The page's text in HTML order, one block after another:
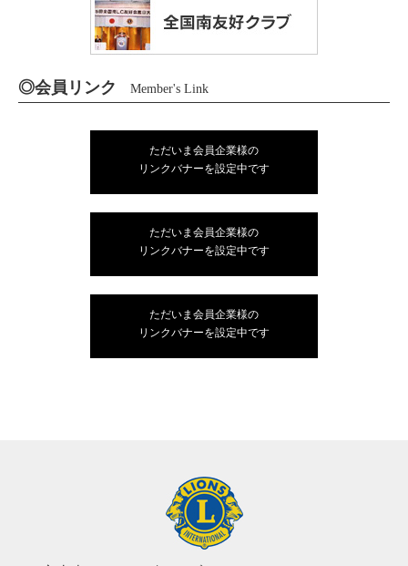
◎会員リンク Member's Link
ただいま会員企業様の
リンクバナーを設定中です
ただいま会員企業様の
リンクバナーを設定中です
ただいま会員企業様の
リンクバナーを設定中です